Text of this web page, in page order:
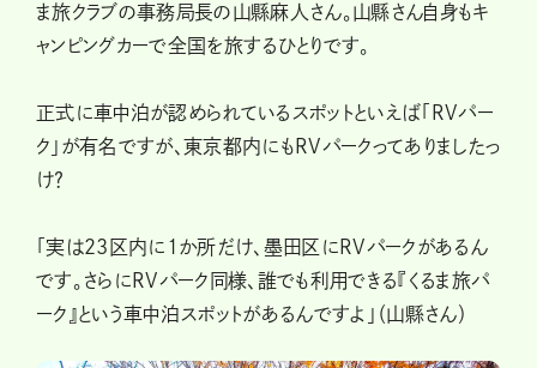
ま旅クラブの事務局長の山縣麻人さん。山縣さん自身もキ
ャンピングカーで全国を旅するひとりです。
正式に車中泊が認められているスポットといえば「RVパー
ク」が有名ですが、東京都内にもRVパークってありましたっ
け？
「実は23区内に1か所だけ、墨田区にRVパークがあるん
です。さらにRVパーク同様、誰でも利用できる『くるま旅パ
ーク』という車中泊スポットがあるんですよ」（山縣さん）